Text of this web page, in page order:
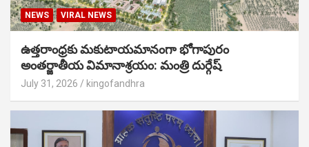
NEWS VIRAL NEWS
ఉత్తరాంధ్రకు మకుటాయమానంగా భోగాపురం
అంతర్జాతీయ విమానాశ్రయం: మంత్రి దుర్గేష్
July 31, 2026 kingofandhra